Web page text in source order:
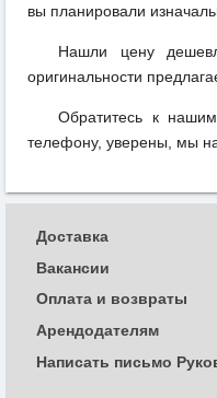
вы планировали
Нашли цену
оригинальности
Обратитесь к
телефону, уверены, мы
Доставка
Вакансии
Оплата и возвраты
Арендодателям
Написать письмо